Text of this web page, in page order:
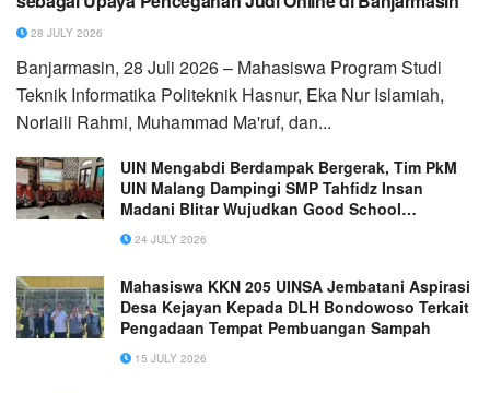
28 JULY 2026
Banjarmasin, 28 Juli 2026 – Mahasiswa Program Studi
Teknik Informatika Politeknik Hasnur, Eka Nur Islamiah,
Norlaili Rahmi, Muhammad Ma'ruf, dan...
UIN Mengabdi Berdampak Bergerak, Tim PkM
UIN Malang Dampingi SMP Tahfidz Insan
Madani Blitar Wujudkan Good School
Governance
24 JULY 2026
Mahasiswa KKN 205 UINSA Jembatani Aspirasi
Desa Kejayan Kepada DLH Bondowoso Terkait
Pengadaan Tempat Pembuangan Sampah
15 JULY 2026